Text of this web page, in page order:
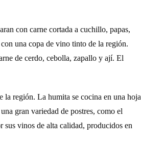
con carne cortada a cuchillo, papas,
una copa de vino tinto de la región.
de cerdo, cebolla, zapallo y ají. El
la región. La humita se cocina en una hoja
gran variedad de postres, como el
sus vinos de alta calidad, producidos en